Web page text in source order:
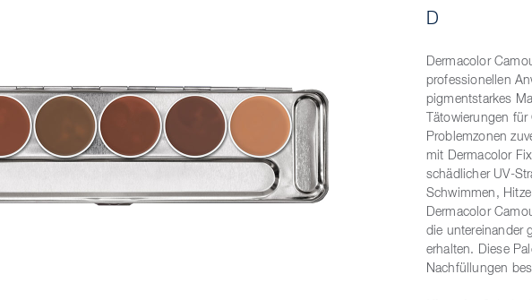
D
Dermacolor
professionellen
pigmentstarkes
Tätowierungen
Problemzonen
mit Dermacolor
schädlicher UV-
Schwimmen,
Dermacolor
die untereinander
erhalten. Diese
Nachfüllungen